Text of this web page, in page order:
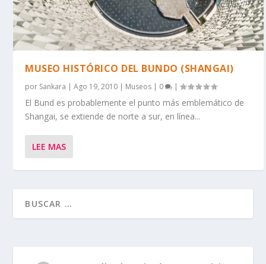
MUSEO HISTÓRICO DEL BUNDO (SHANGAI)
por Sankara |Ago 19, 2010 | Museos | 0 |
El Bund es probablemente el punto más emblemático de
Shangai, se extiende de norte a sur, en línea...
LEE MAS